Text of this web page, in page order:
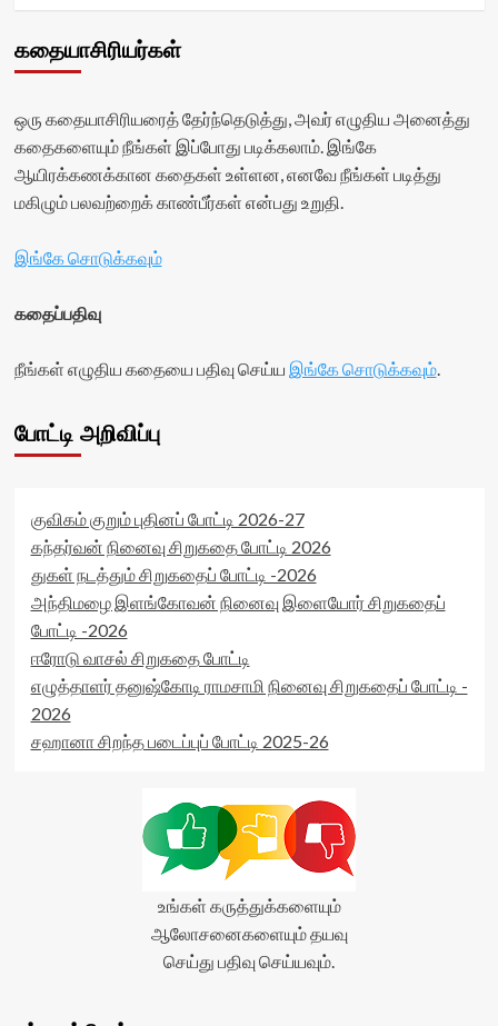
கதையாசிரியர்கள்
ஒரு கதையாசிரியரைத் தேர்ந்தெடுத்து, அவர் எழுதிய அனைத்து
கதைகளையும் நீங்கள் இப்போது படிக்கலாம். இங்கே
ஆயிரக்கணக்கான கதைகள் உள்ளன, எனவே நீங்கள் படித்து
மகிழும் பலவற்றைக் காண்பீர்கள் என்பது உறுதி.
இங்கே சொடுக்கவும்
கதைப்பதிவு
நீங்கள் எழுதிய கதையை பதிவு செய்ய இங்கே சொடுக்கவும்.
போட்டி அறிவிப்பு
குவிகம் குறும் புதினப் போட்டி 2026-27
கந்தர்வன் நினைவு சிறுகதை போட்டி 2026
துகள் நடத்தும் சிறுகதைப் போட்டி -2026
அந்திமழை இளங்கோவன் நினைவு இளையோர் சிறுகதைப்
போட்டி -2026
ஈரோடு வாசல் சிறுகதை போட்டி
எழுத்தாளர் தனுஷ்கோடி ராமசாமி நினைவு சிறுகதைப் போட்டி -
2026
சஹானா சிறந்த படைப்புப் போட்டி 2025-26
உங்கள் கருத்துக்களையும்
ஆலோசனைகளையும் தயவு
செய்து பதிவு செய்யவும்.